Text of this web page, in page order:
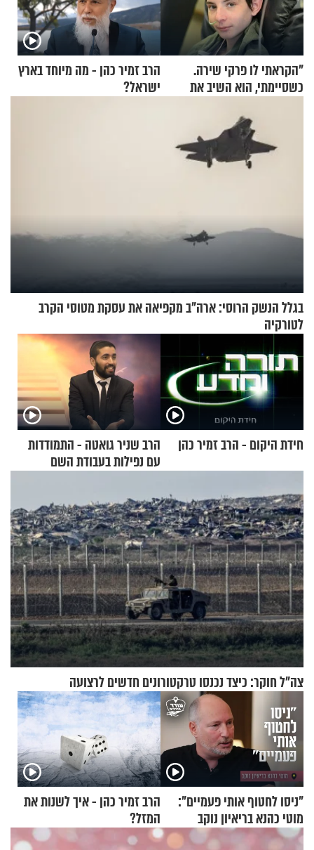
"הקראתי לו פרקי שירה.
כשסיימתי, הוא השיב את
הרב זמיר כהן - מה מיוחד בארץ
ישראל?
בגלל הנשק הרוסי: ארה"ב מקפיאה את עסקת מטוסי הקרב
לטורקיה
חידת היקום - הרב זמיר כהן
הרב שניר גואטה - התמודדות
עם נפילות בעבודת השם
צה"ל חוקר: כיצד נכנסו טרקטורונים חדשים לרצועה
"ניסו לחטוף אותי פעמיים":
מוטי כהנא בריאיון נוקב
הרב זמיר כהן - איך לשנות את
המזל?